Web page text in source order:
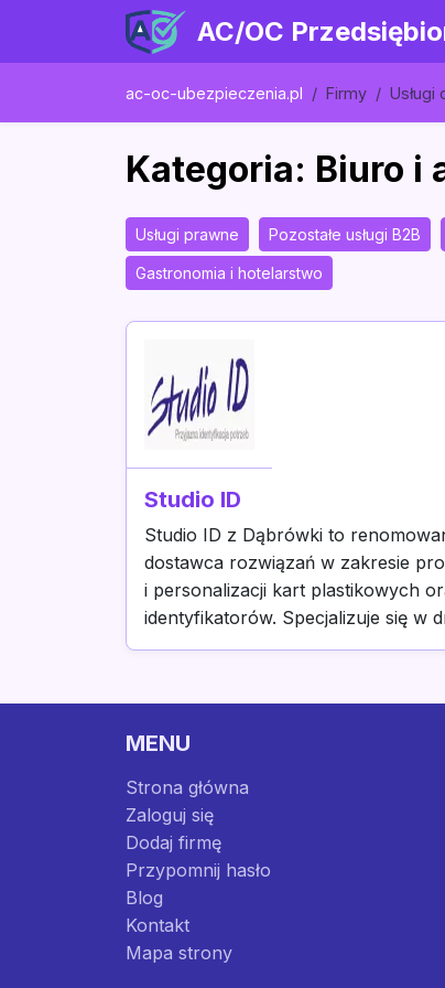
AC/OC
ac-oc-ubezpieczenia.pl Firmy Usługi
Kategoria: Biuro i
Usługi prawne Pozostałe usługi B2B
Gastronomia i hotelarstwo
Studio ID
Studio ID z Dąbrówki to
dostawca rozwiązań w zakresie
i personalizacji kart plastikowych
identyfikatorów. Specjalizuje się w
MENU
Strona główna
Zaloguj się
Dodaj firmę
Przypomnij hasło
Blog
Kontakt
Mapa strony